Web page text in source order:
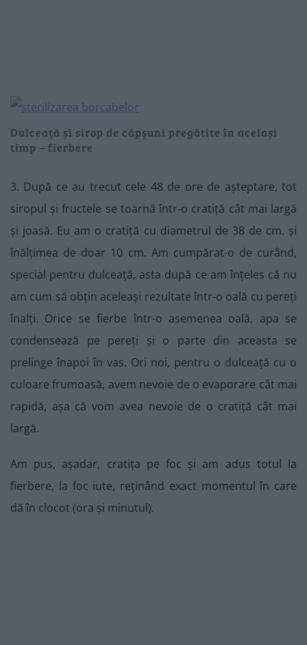
Dulceață și sirop de căpșuni pregătite în același
timp – fierbere
3. După ce au trecut cele 48 de ore de așteptare, tot
siropul și fructele se toarnă într-o cratiță cât mai largă
și joasă. Eu am o cratiță cu diametrul de 38 de cm. și
înălțimea de doar 10 cm. Am cumpărat-o de curând,
special pentru dulceață, asta după ce am înțeles că nu
am cum să obțin aceleași rezultate într-o oală cu pereți
înalți. Orice se fierbe într-o asemenea oală, apa se
condensează pe pereți și o parte din aceasta se
prelinge înapoi în vas. Ori noi, pentru o dulceață cu o
culoare frumoasă, avem nevoie de o evaporare cât mai
rapidă, așa că vom avea nevoie de o cratiță cât mai
largă.
Am pus, așadar, cratița pe foc și am adus totul la
fierbere, la foc iute, reținând exact momentul în care
dă în clocot (ora și minutul).